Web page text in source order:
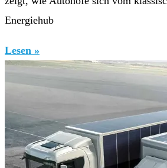
Energiehub
Lesen »